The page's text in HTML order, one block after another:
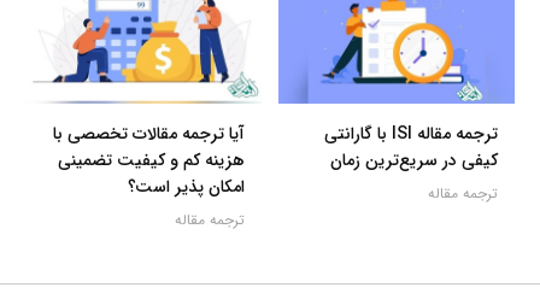
ترجمه مقاله ISI با گارانتی
کیفی در سریع‌ترین زمان
ترجمه مقاله
آیا ترجمه مقالات تخصصی با
هزینه کم و کیفیت تضمینی
امکان پذیر است؟
ترجمه مقاله